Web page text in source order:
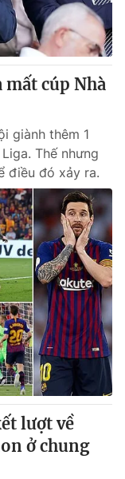
sản
Việt
bằng AI
mất cúp Nhà
giành thêm 1
Thế nhưng
điều đó xảy ra.
lượt về
ở chung